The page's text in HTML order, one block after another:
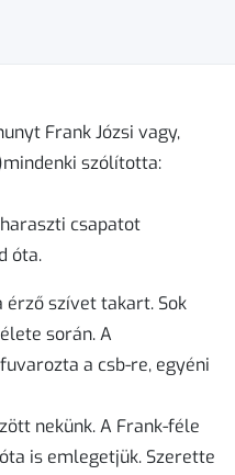
Frank Józsi vagy,
szólította:
csapatot
óta.
szívet takart. Sok
során. A
a csb-re, egyéni
nekünk. A Frank-féle
is emlegetjük. Szerette